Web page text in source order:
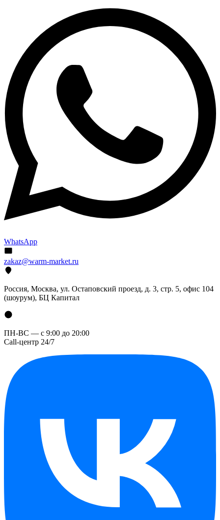
WhatsApp
zakaz@warm-market.ru
Россия, Москва, ул. Остаповский проезд, д. 3, стр. 5, офис 104
(шоурум), БЦ Капитал
ПН-ВС — с 9:00 до 20:00
Call-центр 24/7